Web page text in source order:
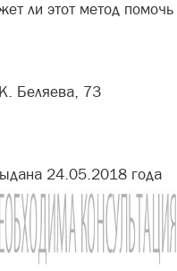
ли этот метод помочь
Беляева, 73
24.05.2018 года